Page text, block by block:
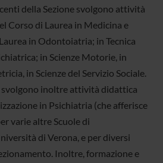
della Sezione svolgono attività
Corso di Laurea in Medicina e
in Odontoiatria; in Tecnica
in Scienze Motorie, in
in Scienze del Servizio Sociale.
svolgono inoltre attività didattica
in Psichiatria (che afferisce
varie altre Scuole di
di Verona, e per diversi
Inoltre, formazione e